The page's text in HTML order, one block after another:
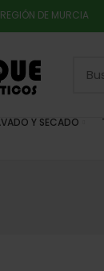
DE MURCIA
Y SECADO